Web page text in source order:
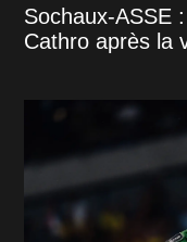
Sochaux-ASSE
Cathro après la